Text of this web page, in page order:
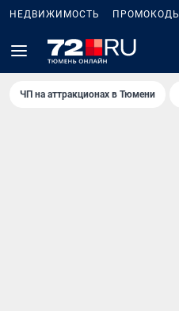
НЕДВИЖИМОСТЬ ПРОМОКОДЫ
ЧП на аттракционах в Тюмени